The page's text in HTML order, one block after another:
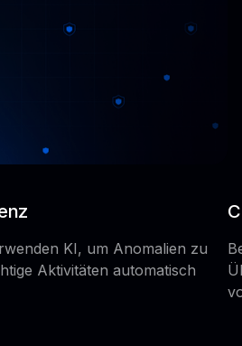
KI, um Anomalien zu
Aktivitäten automatisch